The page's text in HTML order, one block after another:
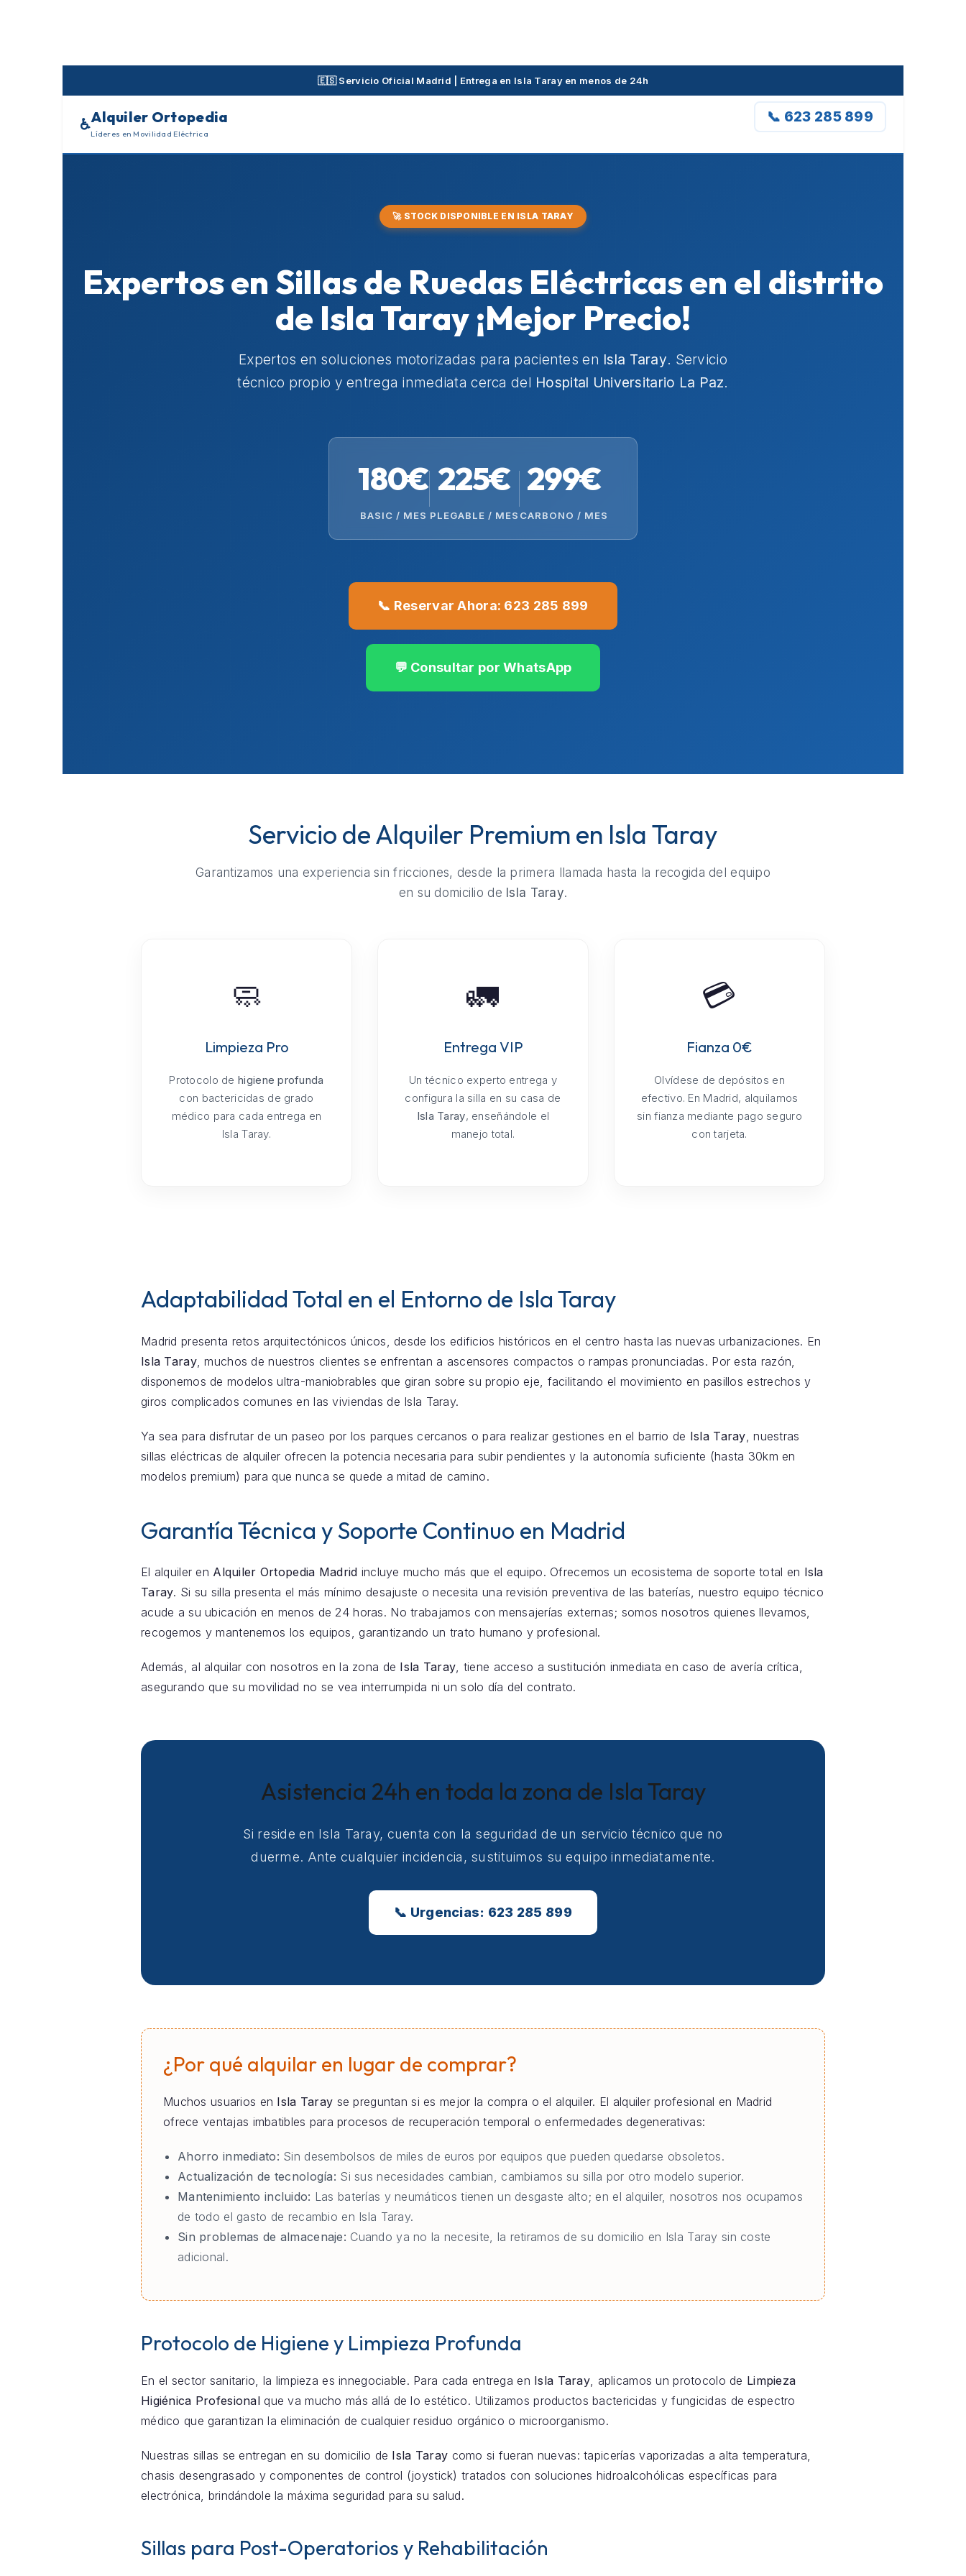
🇪🇸 Servicio Oficial Madrid | Entrega en Isla Taray en menos de 24h
♿Alquiler Ortopedia
Líderes en Movilidad Eléctrica
📞 623 285 899
🚀 STOCK DISPONIBLE EN ISLA TARAY
Expertos en Sillas de Ruedas Eléctricas en el distrito
de Isla Taray ¡Mejor Precio!
Expertos en soluciones motorizadas para pacientes en Isla Taray. Servicio
técnico propio y entrega inmediata cerca del Hospital Universitario La Paz.
180€
BASIC / MES
225€
PLEGABLE / MES
299€
CARBONO / MES
📞 Reservar Ahora: 623 285 899
💬 Consultar por WhatsApp
Servicio de Alquiler Premium en Isla Taray
Garantizamos una experiencia sin fricciones, desde la primera llamada hasta la recogida del equipo
en su domicilio de Isla Taray.
🧼
Limpieza Pro
Protocolo dehigiene profunda
con bactericidas de grado
médico para cada entrega en
Isla Taray.
🚛
Entrega VIP
Un técnico experto entrega y
configura la silla en su casa de
Isla Taray, enseñándole el
manejo total.
💳
Fianza 0€
Olvídese de depósitos en
efectivo. En Madrid, alquilamos
sin fianza mediante pago seguro
con tarjeta.
Adaptabilidad Total en el Entorno de Isla Taray
Madrid presenta retos arquitectónicos únicos, desde los edificios históricos en el centro hasta las nuevas urbanizaciones. En
Isla Taray, muchos de nuestros clientes se enfrentan a ascensores compactos o rampas pronunciadas. Por esta razón,
disponemos de modelos ultra-maniobrables que giran sobre su propio eje, facilitando el movimiento en pasillos estrechos y
giros complicados comunes en las viviendas de Isla Taray.
Ya sea para disfrutar de un paseo por los parques cercanos o para realizar gestiones en el barrio de Isla Taray , nuestras
sillas eléctricas de alquiler ofrecen la potencia necesaria para subir pendientes y la autonomía suficiente (hasta 30km en
modelos premium) para que nunca se quede a mitad de camino.
Garantía Técnica y Soporte Continuo en Madrid
El alquiler en Alquiler Ortopedia Madrid incluye mucho más que el equipo. Ofrecemos un ecosistema de soporte total en Isla
Taray. Si su silla presenta el más mínimo desajuste o necesita una revisión preventiva de las baterías, nuestro equipo técnico
acude a su ubicación en menos de 24 horas. No trabajamos con mensajerías externas; somos nosotros quienes llevamos,
recogemos y mantenemos los equipos, garantizando un trato humano y profesional.
Además, al alquilar con nosotros en la zona de Isla Taray, tiene acceso a sustitución inmediata en caso de avería crítica,
asegurando que su movilidad no se vea interrumpida ni un solo día del contrato.
Asistencia 24h en toda la zona de Isla Taray
Si reside en Isla Taray, cuenta con la seguridad de un servicio técnico que no
duerme. Ante cualquier incidencia, sustituimos su equipo inmediatamente.
📞 Urgencias: 623 285 899
¿Por qué alquilar en lugar de comprar?
Muchos usuarios en Isla Taray se preguntan si es mejor la compra o el alquiler. El alquiler profesional en Madrid
ofrece ventajas imbatibles para procesos de recuperación temporal o enfermedades degenerativas:
Ahorro inmediato: Sin desembolsos de miles de euros por equipos que pueden quedarse obsoletos.
Actualización de tecnología: Si sus necesidades cambian, cambiamos su silla por otro modelo superior.
Mantenimiento incluido: Las baterías y neumáticos tienen un desgaste alto; en el alquiler, nosotros nos ocupamos
de todo el gasto de recambio en Isla Taray.
Sin problemas de almacenaje: Cuando ya no la necesite, la retiramos de su domicilio en Isla Taray sin coste
adicional.
Protocolo de Higiene y Limpieza Profunda
En el sector sanitario, la limpieza es innegociable. Para cada entrega en Isla Taray, aplicamos un protocolo de Limpieza
Higiénica Profesional que va mucho más allá de lo estético. Utilizamos productos bactericidas y fungicidas de espectro
médico que garantizan la eliminación de cualquier residuo orgánico o microorganismo.
Nuestras sillas se entregan en su domicilio de Isla Taray como si fueran nuevas: tapicerías vaporizadas a alta temperatura,
chasis desengrasado y componentes de control (joystick) tratados con soluciones hidroalcohólicas específicas para
electrónica, brindándole la máxima seguridad para su salud.
Sillas para Post-Operatorios y Rehabilitación